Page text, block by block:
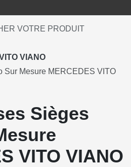
VOTRE PRODUIT
VIANO
Sur Mesure MERCEDES VITO
Sièges
VITO VIANO